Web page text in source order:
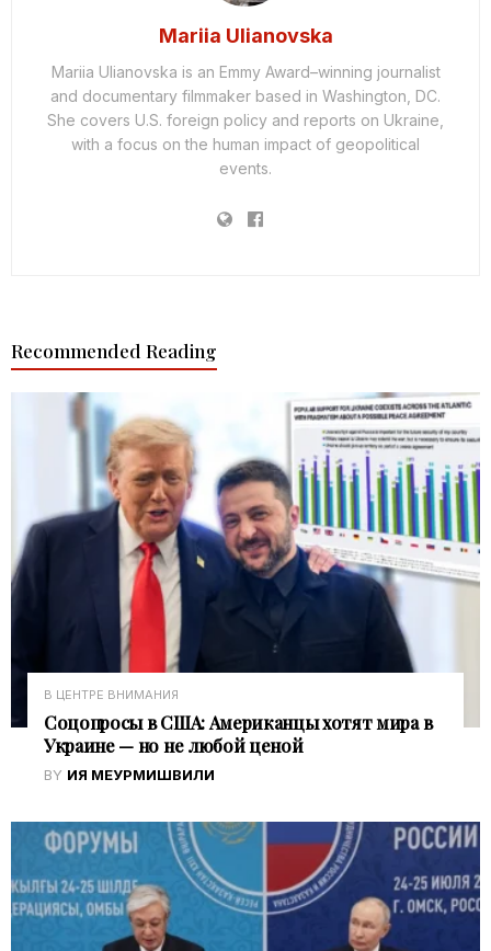
Mariia Ulianovska
Mariia Ulianovska is an Emmy Award–winning journalist
and documentary filmmaker based in Washington, DC.
She covers U.S. foreign policy and reports on Ukraine,
with a focus on the human impact of geopolitical
events.
Recommended Reading
В ЦЕНТРЕ ВНИМАНИЯ
Соцопросы в США: Американцы хотят мира в
Украине — но не любой ценой
BY ИЯ МЕУРМИШВИЛИ